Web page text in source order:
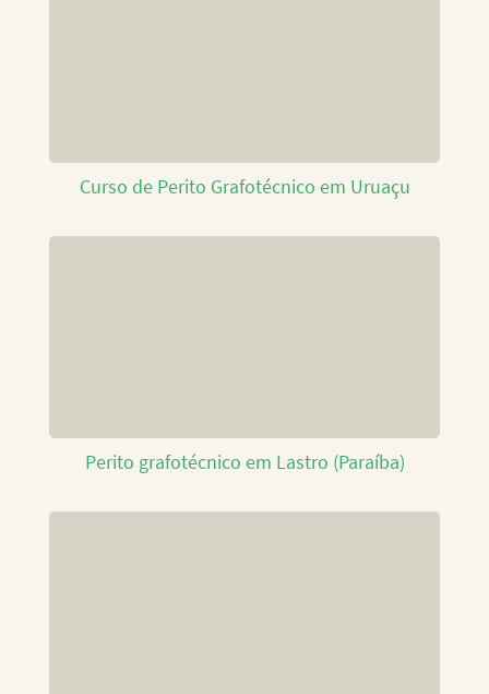
Curso de Perito Grafotécnico em Uruaçu
Perito grafotécnico em Lastro (Paraíba)